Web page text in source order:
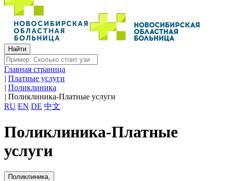
Главная страница
| Платные услуги
| Поликлиника
| Поликлиника-Платные услуги
RU EN DE 中文
Поликлиника-Платные
услуги
Поликлиника,